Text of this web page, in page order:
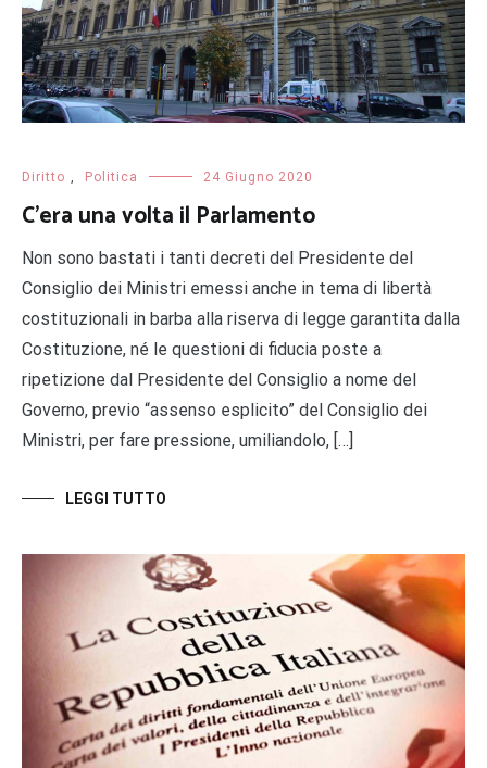
Diritto , Politica 24 Giugno 2020
C’era una volta il Parlamento
Non sono bastati i tanti decreti del Presidente del
Consiglio dei Ministri emessi anche in tema di libertà
costituzionali in barba alla riserva di legge garantita dalla
Costituzione, né le questioni di fiducia poste a
ripetizione dal Presidente del Consiglio a nome del
Governo, previo “assenso esplicito” del Consiglio dei
Ministri, per fare pressione, umiliandolo, […]
LEGGI TUTTO